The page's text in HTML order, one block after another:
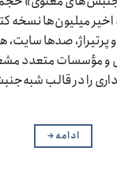
اخیر میلیون‌ها نسخه
پرتیراژ، صدها سایت،
مؤسسات متعدد
را در قالب
ادامه→